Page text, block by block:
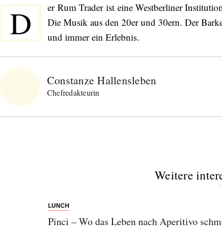
D
er Rum Trader ist eine Westberliner
Die Musik aus den 20er und 30ern. Der
und immer ein Erlebnis.
Constanze Hallensleben
Chefredakteurin
Weitere
LUNCH
Pinci – Wo das Leben nach Aperitivo